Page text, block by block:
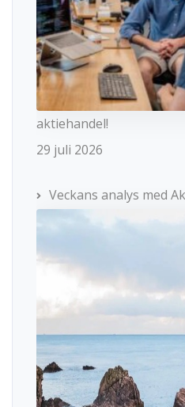
aktiehandel!
29 juli 2026
Veckans analys med